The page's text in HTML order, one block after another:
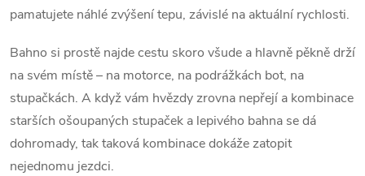
ů
d
a
c
í
p
pamatujete náhlé zvýšení tepu, závislé na aktuální rychlosti.
Bahno si prostě najde cestu skoro všude a hlavně pěkně drží
na svém místě – na motorce, na podrážkách bot, na
stupačkách. A když vám hvězdy zrovna nepřejí a kombinace
starších ošoupaných stupaček a lepivého bahna se dá
dohromady, tak taková kombinace dokáže zatopit
nejednomu jezdci.